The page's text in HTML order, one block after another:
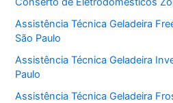
Assistência Técnica Geladeira
São Paulo
Assistência Técnica Geladeira
Paulo
Assistência Técnica Geladeira